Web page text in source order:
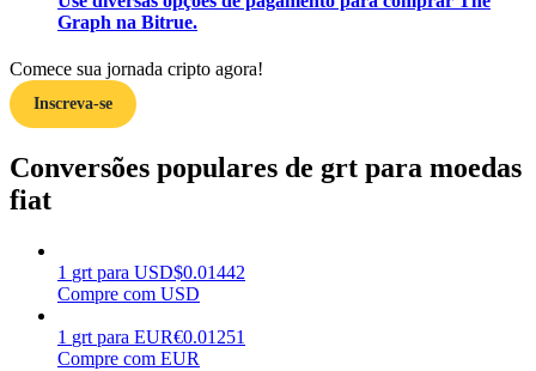
Ganhar
Graph na Bitrue.
Comece sua jornada cripto agora!
Inscreva-se
Conversões populares de grt para moedas
fiat
1 grt para USD$0.01442
Compre com USD
1 grt para EUR€0.01251
Compre com EUR